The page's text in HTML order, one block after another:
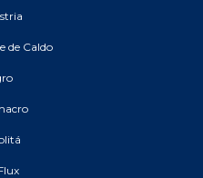
de Caldo